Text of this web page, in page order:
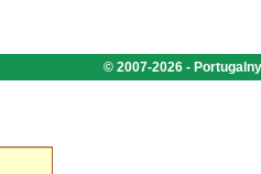
© 2007-2026 -